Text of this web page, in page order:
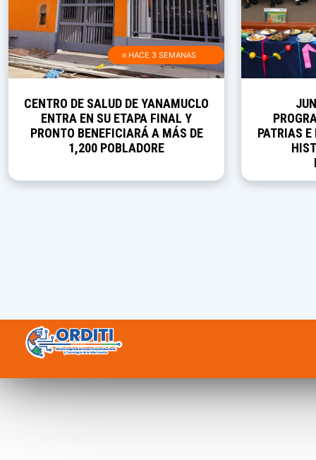
≡ HACE 3 SEMANAS
CENTRO DE SALUD DE YANAMUCLO
ENTRA EN SU ETAPA FINAL Y
PRONTO BENEFICIARÁ A MÁS DE
1,200 POBLADORE
PATRIAS